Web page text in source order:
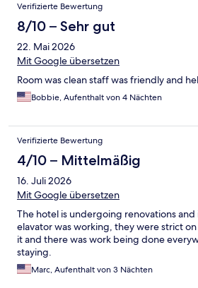
Verifizierte Bewertung
8/10 – Sehr gut
22. Mai 2026
Mit Google übersetzen
Room was clean staff was friendly and
Bobbie, Aufenthalt von 4 Nächten
Verifizierte Bewertung
4/10 – Mittelmäßig
16. Juli 2026
Mit Google übersetzen
The hotel is undergoing renovations and
elavator was working, they were strict
it and there was work being done
staying.
Marc, Aufenthalt von 3 Nächten